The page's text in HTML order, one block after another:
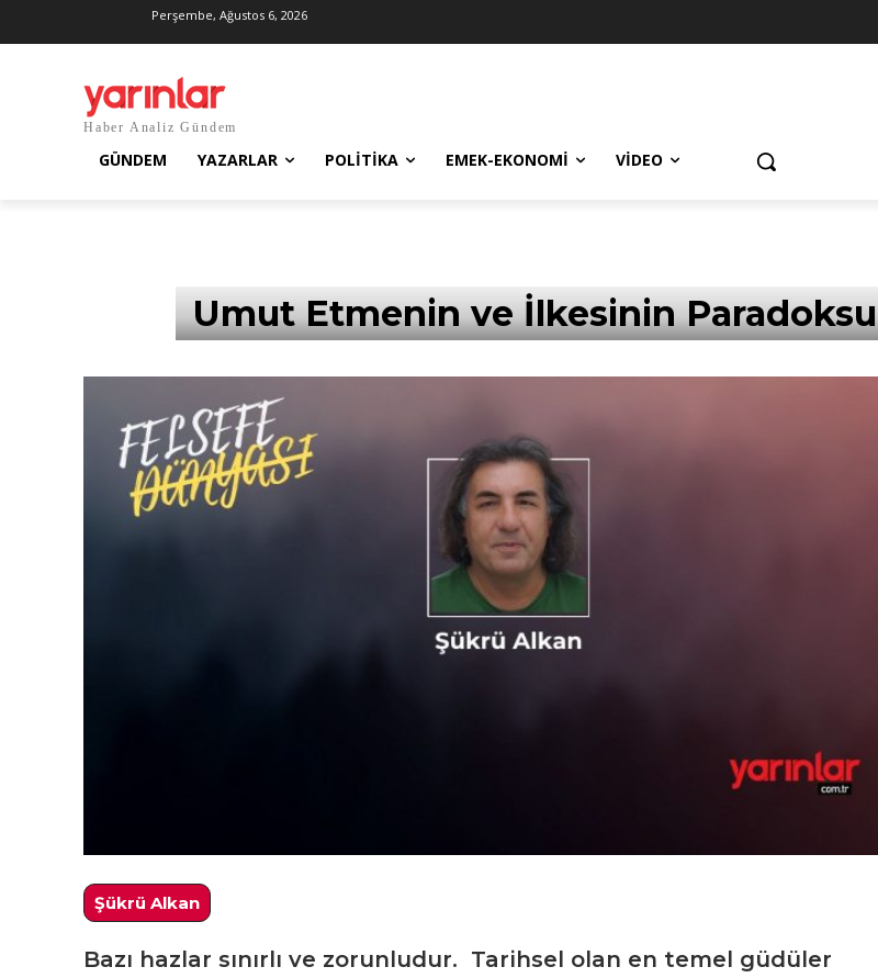
Perşembe, Ağustos 6, 2026
Haber Analiz Gündem
GÜNDEM YAZARLAR POLITIKA EMEK-EKONOMI VIDEO
Umut Etmenin ve İlkesinin Paradoksu
Şükrü Alkan
Bazı hazlar sınırlı ve zorunludur. Tarihsel olan en temel güdüler